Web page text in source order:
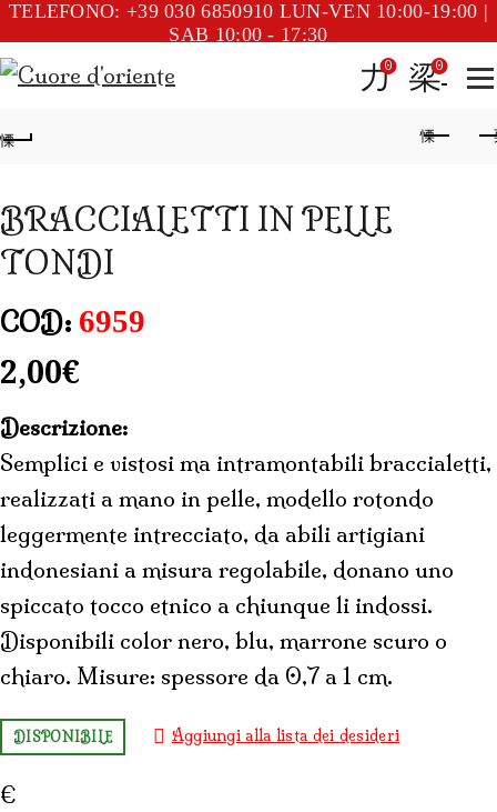
TELEFONO: +39 030 6850910 LUN-VEN 10:00-19:00 |
SAB 10:00 - 17:30
0 0
BRACCIALETTI IN PELLE
TONDI
COD: 6959
2,00€
Descrizione:
Semplici e vistosi ma intramontabili braccialetti,
realizzati a mano in pelle, modello rotondo
leggermente intrecciato, da abili artigiani
indonesiani a misura regolabile, donano uno
spiccato tocco etnico a chiunque li indossi.
Disponibili color nero, blu, marrone scuro o
chiaro. Misure: spessore da 0,7 a 1 cm.
DISPONIBILE Aggiungi alla lista dei desideri
€